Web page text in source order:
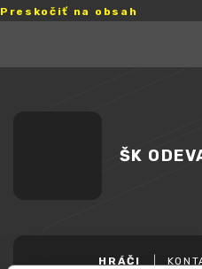
Preskočiť na obsah
ŠK
HRÁČI